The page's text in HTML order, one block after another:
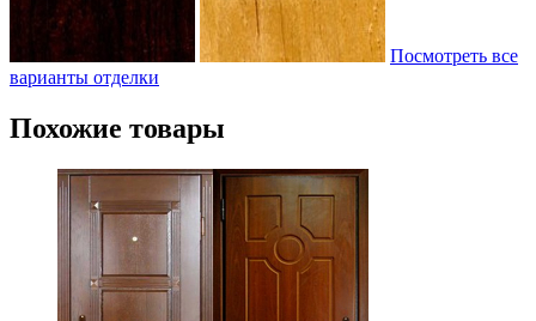
Посмотреть все
варианты отделки
Похожие товары